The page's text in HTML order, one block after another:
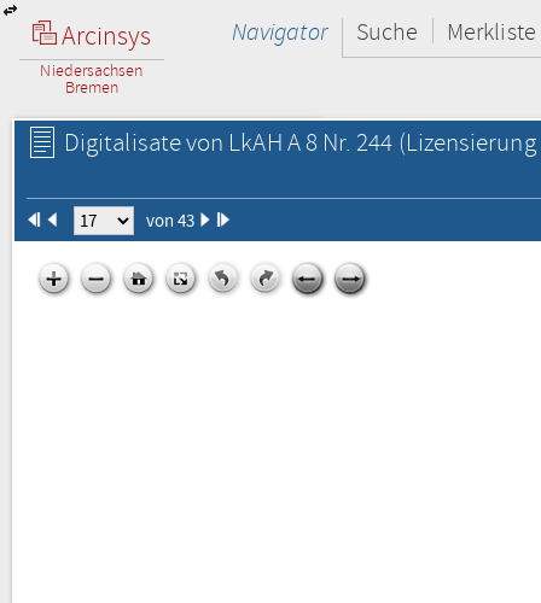
Arcinsys
Niedersachsen
Bremen
Navigator Suche Merkliste
Digitalisate von LkAH A 8 Nr. 244
von 43